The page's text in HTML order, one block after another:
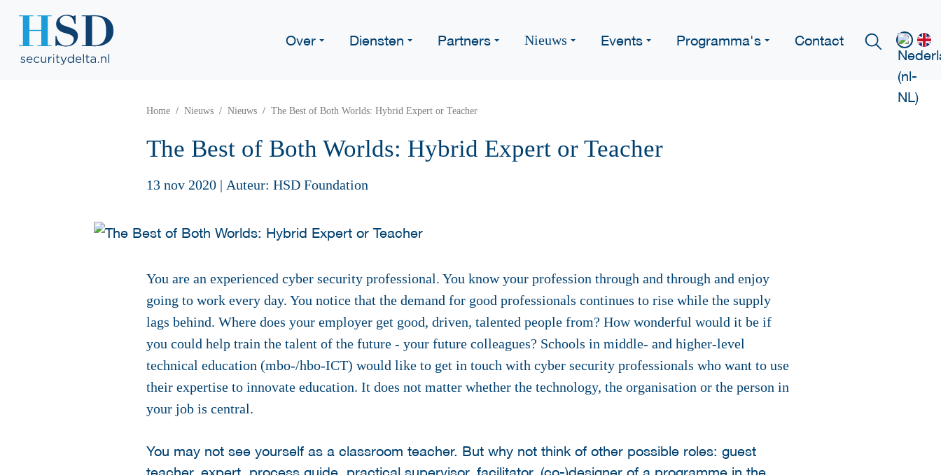
Over Diensten Partners Nieuws Events Programma's Contact
Home Nieuws Nieuws The Best of Both Worlds: Hybrid Expert or Teacher
The Best of Both Worlds: Hybrid Expert or Teacher
13 nov 2020 | Auteur: HSD Foundation
You are an experienced cyber security professional. You know your profession through and through and enjoy
going to work every day. You notice that the demand for good professionals continues to rise while the supply
lags behind. Where does your employer get good, driven, talented people from? How wonderful would it be if
you could help train the talent of the future - your future colleagues? Schools in middle- and higher-level
technical education (mbo-/hbo-ICT) would like to get in touch with cyber security professionals who want to use
their expertise to innovate education. It does not matter whether the technology, the organisation or the person in
your job is central.
You may not see yourself as a classroom teacher. But why not think of other possible roles: guest
teacher, expert, process guide, practical supervisor, facilitator, (co-)designer of a programme in the